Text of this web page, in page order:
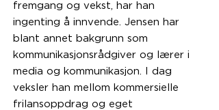
fremgang og vekst, har han
ingenting å innvende. Jensen har
blant annet bakgrunn som
kommunikasjonsrådgiver og lærer i
media og kommunikasjon. I dag
veksler han mellom kommersielle
frilansoppdrag og eget